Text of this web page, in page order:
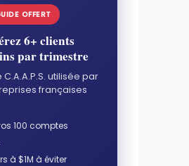
OFFERT
6+ clients
par trimestre
utilisée par
françaises
100 comptes
à $1M à éviter